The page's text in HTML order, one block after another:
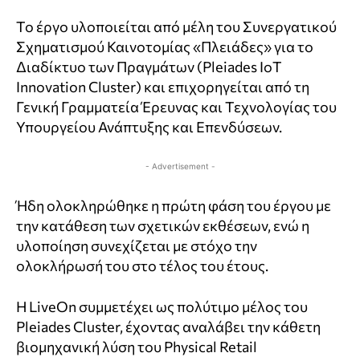
Το έργο υλοποιείται από μέλη του Συνεργατικού
Σχηματισμού Καινοτομίας «Πλειάδες» για το
Διαδίκτυο των Πραγμάτων (Pleiades IoT
Innovation Cluster) και επιχορηγείται από τη
Γενική Γραμματεία Έρευνας και Τεχνολογίας του
Υπουργείου Ανάπτυξης και Επενδύσεων.
- Advertisement -
Ήδη ολοκληρώθηκε η πρώτη φάση του έργου με
την κατάθεση των σχετικών εκθέσεων, ενώ η
υλοποίηση συνεχίζεται με στόχο την
ολοκλήρωσή του στο τέλος του έτους.
Η LiveOn συμμετέχει ως πολύτιμο μέλος του
Pleiades Cluster, έχοντας αναλάβει την κάθετη
βιομηχανική λύση του Physical Retail